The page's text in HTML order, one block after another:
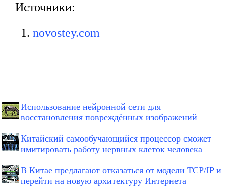
Источники:
novostey.com
Использование нейронной сети для
восстановления повреждённых изображений
Китайский самообучающийся процессор сможет
имитировать работу нервных клеток человека
В Китае предлагают отказаться от модели TCP/IP и
перейти на новую архитектуру Интернета